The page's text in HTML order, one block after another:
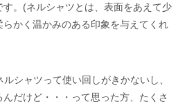
す。(ネルシャツとは、表面をあえて少
らかく温かみのある印象を与えてくれ
シャツって使い回しがきかないし、
だけど・・・って思った方、たくさ